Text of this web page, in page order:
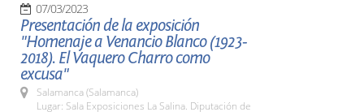
07/03/2023
Presentación de la exposición
"Homenaje a Venancio Blanco (1923-
2018). El Vaquero Charro como
excusa"
Salamanca (Salamanca)
Lugar: Sala Exposiciones La Salina. Diputación de